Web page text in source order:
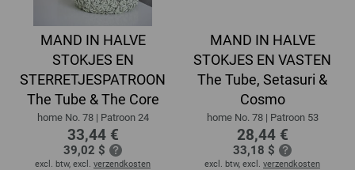
MAND IN HALVE
STOKJES EN
STERRETJESPATROON
The Tube & The Core
home No. 78 | Patroon 24
33,44 €
39,02 $
excl. btw, excl. verzendkosten
MAND IN HALVE
STOKJES EN VASTEN
The Tube, Setasuri &
Cosmo
home No. 78 | Patroon 53
28,44 €
33,18 $
excl. btw, excl. verzendkosten